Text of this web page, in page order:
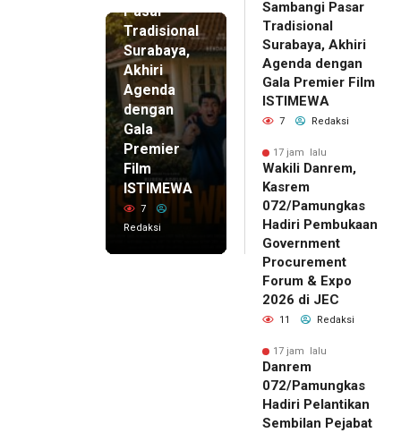
Pasar
Tradisional
Surabaya,
Akhiri
Agenda
dengan
Gala
Premier
Film
ISTIMEWA
7
Redaksi
Sambangi Pasar
Tradisional
Surabaya, Akhiri
Agenda dengan
Gala Premier Film
ISTIMEWA
7 Redaksi
17 jam lalu
Wakili Danrem,
Kasrem
072/Pamungkas
Hadiri Pembukaan
Government
Procurement
Forum & Expo
2026 di JEC
11 Redaksi
17 jam lalu
Danrem
072/Pamungkas
Hadiri Pelantikan
Sembilan Pejabat